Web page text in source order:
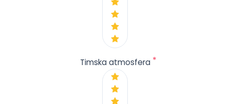
Timska atmosfera *